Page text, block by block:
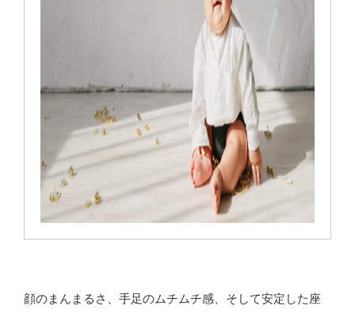
顔のまんまるさ、手足のムチムチ感、そして安定した座